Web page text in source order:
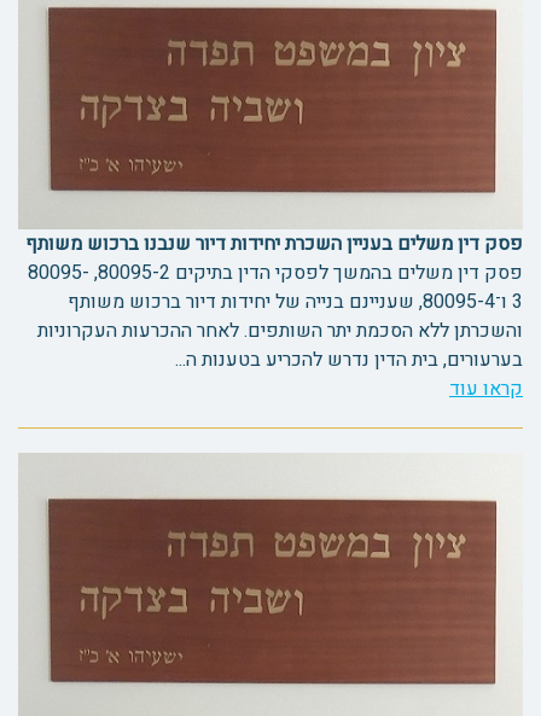
פסק דין משלים בעניין השכרת יחידות דיור שנבנו ברכוש משותף
פסק דין משלים בהמשך לפסקי הדין בתיקים 80095-2, 80095-
3 ו־80095-4, שעניינם בנייה של יחידות דיור ברכוש משותף
והשכרתן ללא הסכמת יתר השותפים. לאחר ההכרעות העקרוניות
בערעורים, בית הדין נדרש להכריע בטענות ה...
קראו עוד